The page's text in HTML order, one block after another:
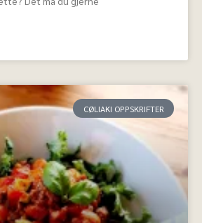
CØLIAKI OPPSKRIFTER